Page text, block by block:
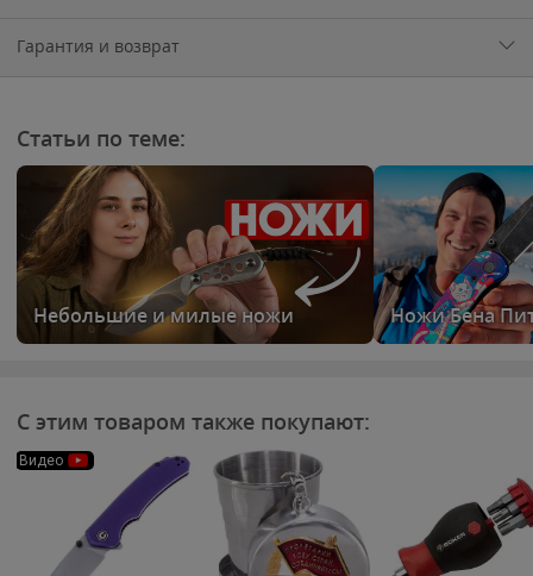
Гарантия и возврат
Статьи по теме:
Небольшие и милые ножи Ножи Бена
С этим товаром также покупают:
Видео